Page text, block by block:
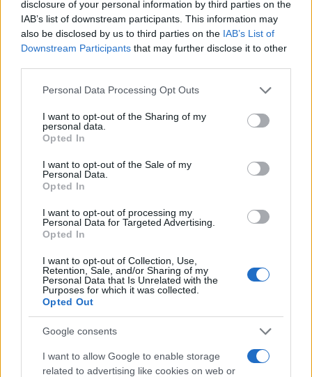
disclosure of your personal information by third parties on the
IAB’s list of downstream participants. This information may
also be disclosed by us to third parties on the IAB’s List of
Downstream Participants that may further disclose it to other
Please note that this website/app uses one or more Google
not limited to your visit or usage behaviour. You may click to
grant or deny consent to Google and its third-party tags to
use your data for below specified purposes in below Google
consent section.
Personal Data Processing Opt Outs
I want to opt-out of the Sharing of my
personal data.
Opted In
I want to opt-out of the Sale of my
Personal Data.
Opted In
I want to opt-out of processing my
Personal Data for Targeted Advertising.
Opted In
I want to opt-out of Collection, Use,
Retention, Sale, and/or Sharing of my
Personal Data that Is Unrelated with the
Purposes for which it was collected.
Opted Out
Google consents
I want to allow Google to enable storage
related to advertising like cookies on web or